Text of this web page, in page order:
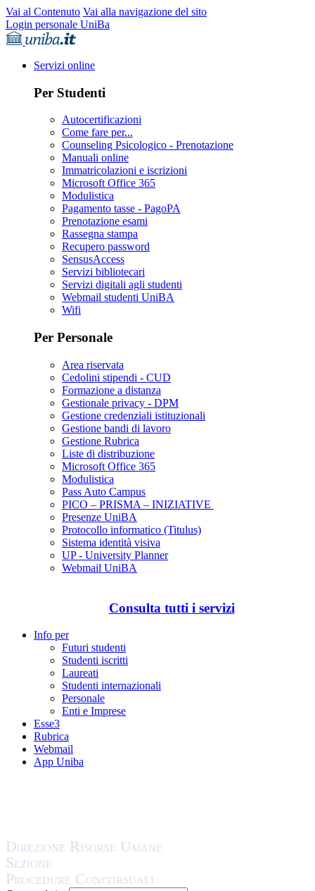
Vai al Contenuto Vai alla navigazione del sito
Login personale UniBa
Servizi online
Per Studenti
Autocertificazioni
Come fare per...
Counseling Psicologico - Prenotazione
Manuali online
Immatricolazioni e iscrizioni
Microsoft Office 365
Modulistica
Pagamento tasse - PagoPA
Prenotazione esami
Rassegna stampa
Recupero password
SensusAccess
Servizi bibliotecari
Servizi digitali agli studenti
Webmail studenti UniBA
Wifi
Per Personale
Area riservata
Cedolini stipendi - CUD
Formazione a distanza
Gestionale privacy - DPM
Gestione credenziali istituzionali
Gestione bandi di lavoro
Gestione Rubrica
Liste di distribuzione
Microsoft Office 365
Modulistica
Pass Auto Campus
PICO – PRISMA – INIZIATIVE
Presenze UniBA
Protocollo informatico (Titulus)
Sistema identità visiva
UP - University Planner
Webmail UniBA
Consulta tutti i servizi
Info per
Futuri studenti
Studenti iscritti
Laureati
Studenti internazionali
Personale
Enti e Imprese
Esse3
Rubrica
Webmail
App Uniba